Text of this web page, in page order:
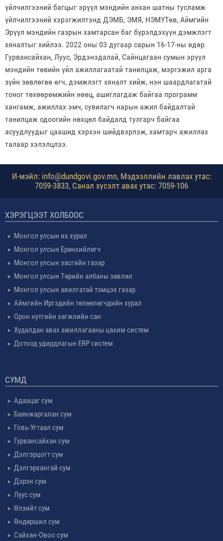
үйлчилгээний багцыг эрүүл мэндийн анхан шатны тусламж
үйлчилгээний хэрэгжилтэнд ДЭМБ, ЭМЯ, НЭМҮТөв, Аймгийн
Эрүүл мэндийн газрын хамтарсан баг бүрэлдэхүүн дэмжлэгт
хяналтыг хийлээ. 2022 оны 03 дугаар сарын 16-17-ны өдөр
Гурвансайхан, Луус, Эрдэнэдалай, Сайнцагаан сумын эрүүл
мэндийн төвийн үйл ажиллагаатай танилцаж, мэргэжил арга
зүйн зөвлөгөө өгч, дэмжлэгт хяналт хийж, нэн шаардлагатай
тоног төхөөрөмжийн нөөц, ашиглагдаж байгаа программ
хангамж, ажиллах эмч, сувилагч нарын ажил байдалтай
танилцаж одоогийн нөхцөл байдалд тулгарч байгаа
асуудлуудыг цаашид хэрхэн шийдвэрлэж, хамтарч ажиллах
талаар хэлэлцлээ.
И-мэйл: info@dundgovi.gov.mn, Мэдээллийн лавлах утас:
7059-3833, Санал хүсэлт авах утас: 7059-106
ХЭРЭГЦЭЭТ ХОЛБООС
Монгол улсын их хурал
Монгол улсын Ерөнхийлөгч
Монгол улсын засгийн газар
Монгол улсын Төрийн албаны зөвлөл
Монгол улсын авилгатай тэмцэх газар
Аймгийн Иргэдийн төлөөлөгчдийн хурал
Орон нутгийн хөгжлийн сан
Худалдан авах ажиллагааны цахим систем
Дотоод удирдлагын ERP систем
СУМД
Адаацаг сум
Баянжаргалан сум
Говь-Угтаал сум
Гурвансайхан сум
Дэлгэрцогт сум
Дэлгэрхангай сум
Дэрэн сум
Луус сум
Өлзийт сум
Өндөршил сум
Сайхан-Овоо сум